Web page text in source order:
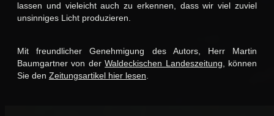
lassen und vieleicht auch zu erkennen, dass wir viel zuviel
unsinniges Licht produzieren.
Mit freundlicher Genehmigung des Autors, Herr Martin
Baumgartner von derWaldeckischen Landeszeitung, können
Sie den Zeitungsartikel hier lesen.